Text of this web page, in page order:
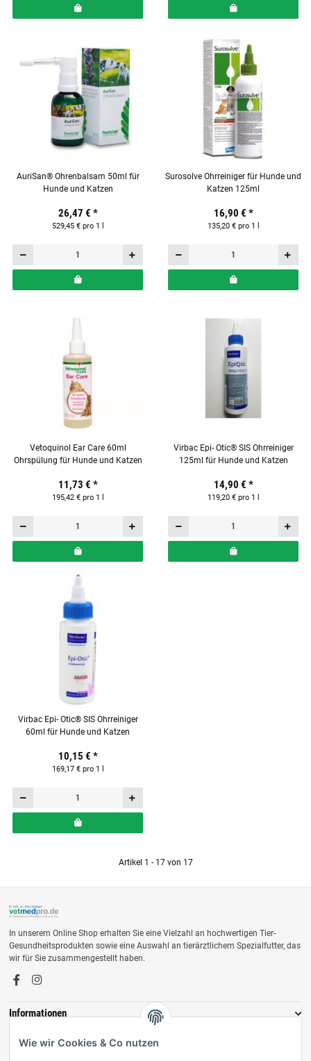
AuriSan® Ohrenbalsam 50ml für
Hunde und Katzen
26,47 € *
529,45 € pro 1 l
Surosolve Ohrreiniger für Hunde und
Katzen 125ml
16,90 € *
135,20 € pro 1 l
Vetoquinol Ear Care 60ml
Ohrspülung für Hunde und Katzen
11,73 € *
195,42 € pro 1 l
Virbac Epi- Otic® SIS Ohrreiniger
125ml für Hunde und Katzen
14,90 € *
119,20 € pro 1 l
Virbac Epi- Otic® SIS Ohrreiniger
60ml für Hunde und Katzen
10,15 € *
169,17 € pro 1 l
Artikel 1 - 17 von 17
In unserem Online Shop erhalten Sie eine Vielzahl an hochwertigen Tier-
Gesundheitsprodukten sowie eine Auswahl an tierärztlichem Spezialfutter, das
wir für Sie zusammengestellt haben.
Informationen
Zahlungsmöglichkeiten
Wie wir Cookies & Co nutzen